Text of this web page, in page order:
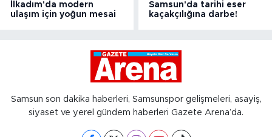
İlkadım'da modern
ulaşım için yoğun mesai
Samsun'da tarihi eser
kaçakçılığına darbe!
Samsun son dakika haberleri, Samsunspor gelişmeleri, asayiş,
siyaset ve yerel gündem haberleri Gazete Arena’da.